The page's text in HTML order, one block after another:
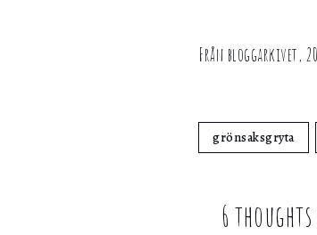
Från bloggarkivet,
grönsaksgryta
6